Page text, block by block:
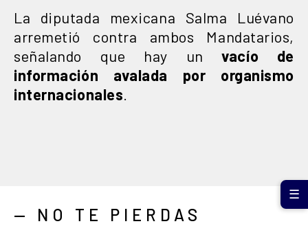
La diputada mexicana Salma Luévano
arremetió contra ambos Mandatarios,
señalando que hay unvacío de
información avalada por organismo
internacionales
— NO TE PIERDAS
☰